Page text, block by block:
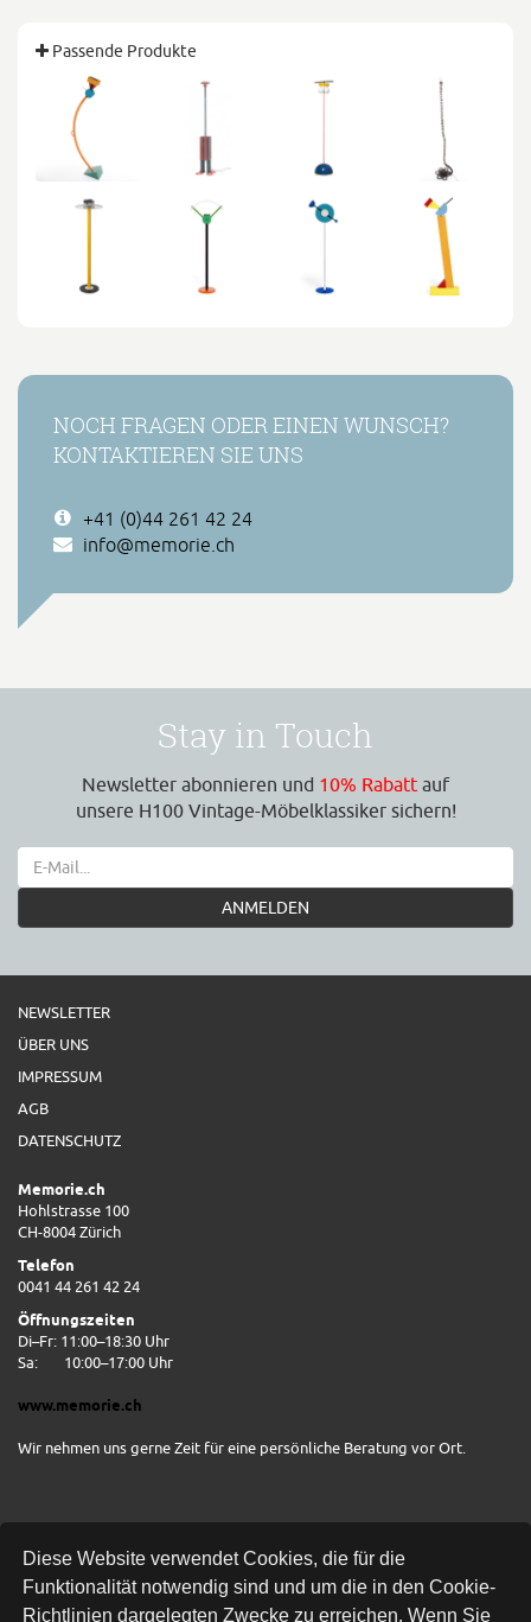
Diese Website verwendet Cookies, die für die
Funktionalität notwendig sind und um die in den Cookie-
Richtlinien dargelegten Zwecke zu erreichen. Wenn Sie
Passende Produkte
NOCH FRAGEN ODER EINEN WUNSCH?
KONTAKTIEREN SIE UNS
+41 (0)44 261 42 24
info@memorie.ch
Stay in Touch
Newsletter abonnieren und 10% Rabatt auf
unsere H100 Vintage-Möbelklassiker sichern!
ANMELDEN
NEWSLETTER
ÜBER UNS
IMPRESSUM
AGB
DATENSCHUTZ
Memorie.ch
Hohlstrasse 100
CH-8004 Zürich
Telefon
0041 44 261 42 24
Öffnungszeiten
Di–Fr: 11:00–18:30 Uhr
Sa:
10:00–17:00 Uhr
www.memorie.ch
Wir nehmen uns gerne Zeit für eine persönliche Beratung vor Ort.